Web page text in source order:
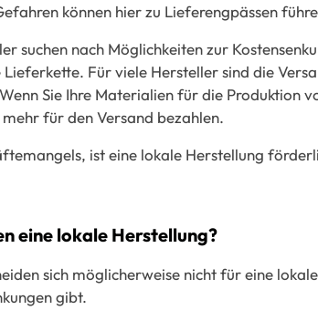
können hier zu Lieferengpässen
suchen nach Möglichkeiten zur
Lieferkette. Für viele Hersteller sind die
Sie Ihre Materialien für die Produktion
für den Versand bezahlen.
ist eine lokale Herstellung
eine lokale Herstellung?
sich möglicherweise nicht für eine
gibt.